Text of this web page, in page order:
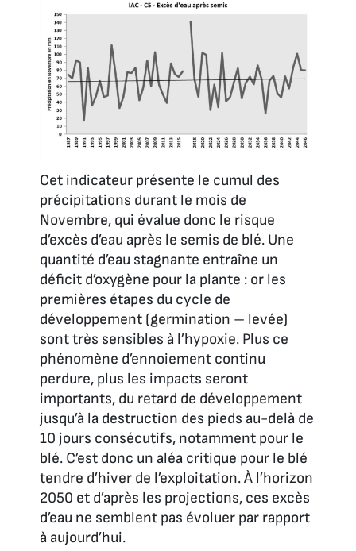
Cet indicateur présente le cumul des
précipitations durant le mois de
Novembre, qui évalue donc le risque
d’excès d’eau après le semis de blé. Une
quantité d’eau stagnante entraîne un
déficit d’oxygène pour la plante : or les
premières étapes du cycle de
développement (germination – levée)
sont très sensibles à l’hypoxie. Plus ce
phénomène d’ennoiement continu
perdure, plus les impacts seront
importants, du retard de développement
jusqu’à la destruction des pieds au-delà de
10 jours consécutifs, notamment pour le
blé. C’est donc un aléa critique pour le blé
tendre d’hiver de l’exploitation. À l’horizon
2050 et d’après les projections, ces excès
d’eau ne semblent pas évoluer par rapport
à aujourd’hui.